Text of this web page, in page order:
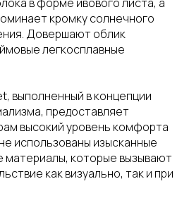
кромку солнечного
Довершают облик
легкосплавные
выполненный в концепции
предоставляет
высокий уровень комфорта
использованы изысканные
материалы, которые вызывают
как визуально, так и при